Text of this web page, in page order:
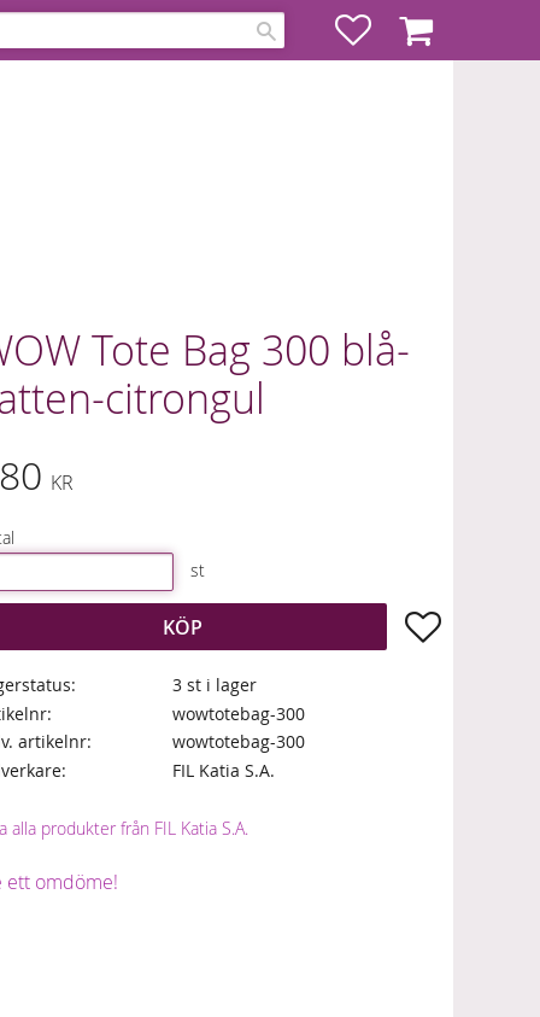
FavoriterKundvagn
Tote Bag 300 blå-
citrongul
KR
st
KÖP Lägg till i
3 st i lager
wowtotebag-300
artikelnr
wowtotebag-300
FIL Katia S.A.
alla produkter från FIL Katia S.A.
ett omdöme!